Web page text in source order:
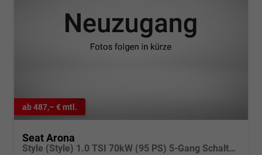
ab 487,– € mtl.
Seat Arona
Style (Style) 1.0 TSI 70kW (95 PS) 5-Gang Schaltgetriebe